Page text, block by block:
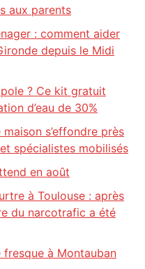
aux parents
: comment aider
depuis le Midi
? Ce kit gratuit
d’eau de 30%
s’effondre près
spécialistes mobilisés
en août
à Toulouse : après
du narcotrafic a été
fresque à Montauban